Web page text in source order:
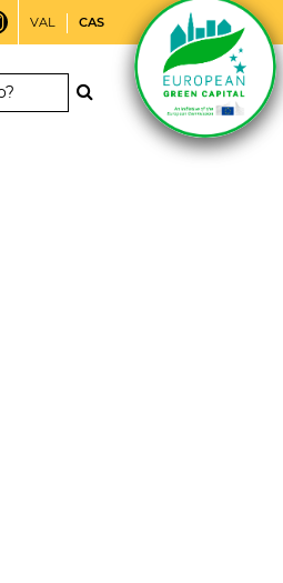
VAL CAS